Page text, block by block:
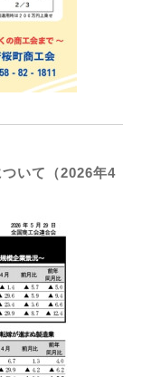
いて（2026年4